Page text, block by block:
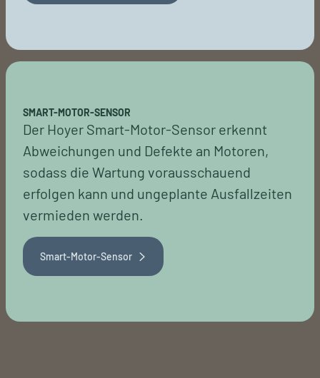
SMART-MOTOR-SENSOR
Der Hoyer Smart-Motor-Sensor erkennt
Abweichungen und Defekte an Motoren,
sodass die Wartung vorausschauend
erfolgen kann und ungeplante Ausfallzeiten
vermieden werden.
Smart-Motor-Sensor